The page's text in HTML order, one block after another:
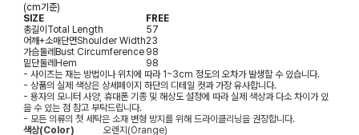
(cm기준)
SIZE
FREE
총길이 Total Length
57
어깨+소매단면Shoulder Width23
가슴둘레 Bust Circumference 98
밑단둘레 Hem
98
- 사이즈는 재는 방법이나 위치에 따라 1~3cm 정도의 오차가 발생할 수 있습니다.
- 상품의 실제 색상은 상세페이지 하단의 디테일 컷과 가장 유사합니다.
- 용자의 모니터 사양, 휴대폰 기종 및 해상도 설정에 따라 실제 색상과 다소 차이가 있
을 수 있는 점 참고 부탁드립니다.
- 모든 의류의 첫 세탁은 소재 변형 방지를 위해 드라이클리닝을 권장합니다.
색상(Color)
오렌지(Orange)